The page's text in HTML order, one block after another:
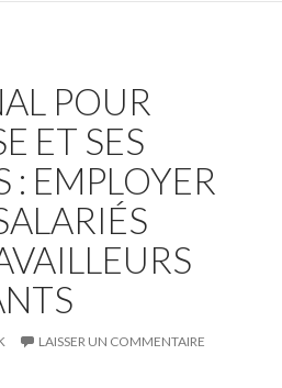
POUR
ET SES
: EMPLOYER
LAISSER UN COMMENTAIRE